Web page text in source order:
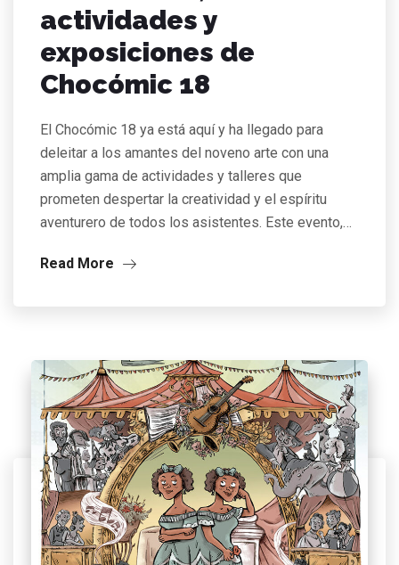
actividades y
exposiciones de
Chocómic 18
El Chocómic 18 ya está aquí y ha llegado para
deleitar a los amantes del noveno arte con una
amplia gama de actividades y talleres que
prometen despertar la creatividad y el espíritu
aventurero de todos los asistentes. Este evento,…
Read More